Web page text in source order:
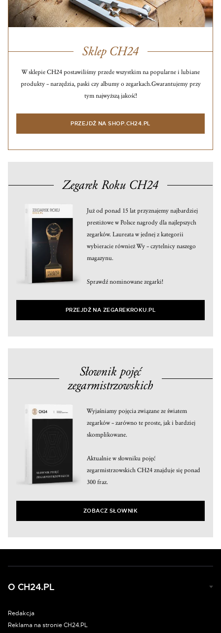
Sklep CH24
W sklepie CH24 postawiliśmy przede wszystkim na popularne i lubiane
produkty – narzędzia, paski czy albumy o zegarkach.Gwarantujemy przy
tym najwyższą jakość!
PRZEJDŹ NA SHOP.CH24.PL
Zegarek Roku CH24
Już od ponad 15 lat przyznajemy najbardziej
prestiżowe w Polsce nagrody dla najlepszych
zegarków. Laureata w jednej z kategorii
wybieracie również Wy – czytelnicy naszego
magazynu.
Sprawdź nominowane zegarki!
PRZEJDŹ NA ZEGAREKROKU.PL
Słownik pojęć
zegarmistrzowskich
Wyjaśniamy pojęcia związane ze światem
zegarków – zarówno te proste, jak i bardziej
skomplikowane.
Aktualnie w słowniku pojęć
zegarmistrzowskich CH24 znajduje się ponad
300 fraz.
ZOBACZ SŁOWNIK
O CH24.PL
Redakcja
Reklama na stronie CH24.PL